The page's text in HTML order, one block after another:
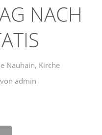
NACH
Nauhain, Kirche
von admin